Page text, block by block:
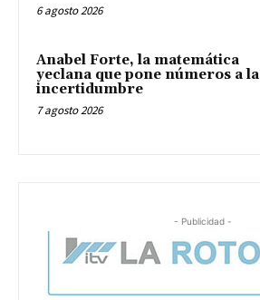
6 agosto 2026
Anabel Forte, la matemática
yeclana que pone números a la
incertidumbre
7 agosto 2026
- Publicidad -